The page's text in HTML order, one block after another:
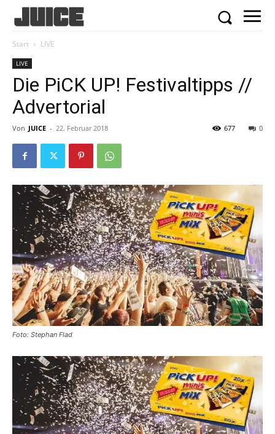
Start LIVE
LIVE
Die PiCK UP! Festivaltipps //
Advertorial
Von JUICE - 22. Februar 2018 0
677
Foto: Stephan Flad